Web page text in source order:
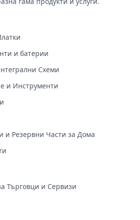
и батерии
Схеми
и Инструменти
и Резервни Части за Дома
Търговци и Сервизи